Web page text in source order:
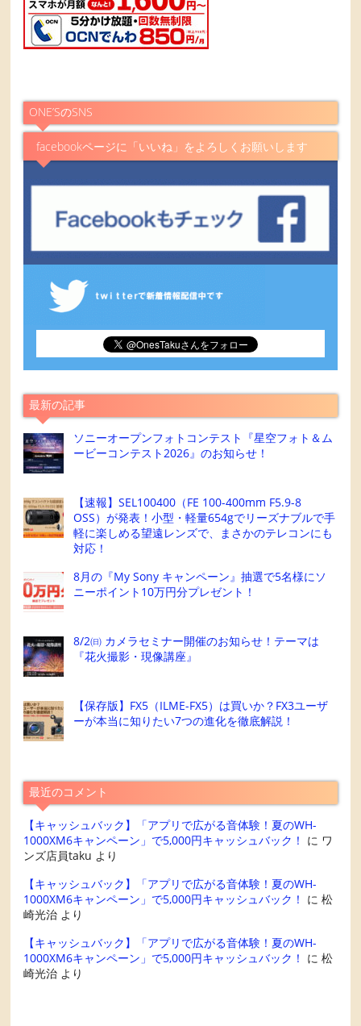
ONE’SのSNS
facebookページに「いいね」をよろしくお願いします
最新の記事
ソニーオープンフォトコンテスト『星空フォト＆ム
ービーコンテスト2026』のお知らせ！
【速報】SEL100400（FE 100-400mm F5.9-8
OSS）が発表！小型・軽量654gでリーズナブルで手
軽に楽しめる望遠レンズで、まさかのテレコンにも
対応！
8月の『My Sony キャンペーン』抽選で5名様にソ
ニーポイント10万円分プレゼント！
8/2㈰ カメラセミナー開催のお知らせ！テーマは
『花火撮影・現像講座』
【保存版】FX5（ILME-FX5）は買いか？FX3ユーザ
ーが本当に知りたい7つの進化を徹底解説！
最近のコメント
【キャッシュバック】「アプリで広がる音体験！夏のWH-
1000XM6キャンペーン」で5,000円キャッシュバック！ に ワ
ンズ店員taku より
【キャッシュバック】「アプリで広がる音体験！夏のWH-
1000XM6キャンペーン」で5,000円キャッシュバック！ に松
崎光治 より
【キャッシュバック】「アプリで広がる音体験！夏のWH-
1000XM6キャンペーン」で5,000円キャッシュバック！ に松
崎光治 より